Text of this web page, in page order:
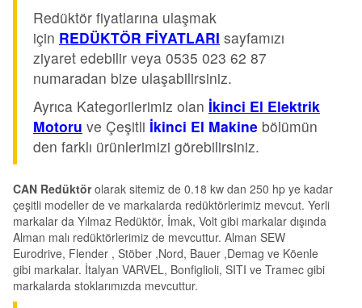
Redüktör fiyatlarına ulaşmak
için REDÜKTÖR FİYATLARI sayfamızı
ziyaret edebilir veya 0535 023 62 87
numaradan bize ulaşabilirsiniz.
Ayrıca Kategorilerimiz olan İkinci El Elektrik
Motoru ve Çeşitli İkinci El Makine bölümün
den farklı ürünlerimizi görebilirsiniz.
CAN Redüktörolarak sitemiz de 0.18 kw dan 250 hp ye kadar
çeşitli modeller de ve markalarda redüktörlerimiz mevcut. Yerli
markalar da Yılmaz Redüktör, İmak, Volt gibi markalar dışında
Alman malı redüktörlerimiz de mevcuttur. Alman SEW
Eurodrive, Flender , Stöber ,Nord, Bauer ,Demag ve Köenle
gibi markalar. İtalyan VARVEL, Bonfiglioli, SITI ve Tramec gibi
markalarda stoklarımızda mevcuttur.